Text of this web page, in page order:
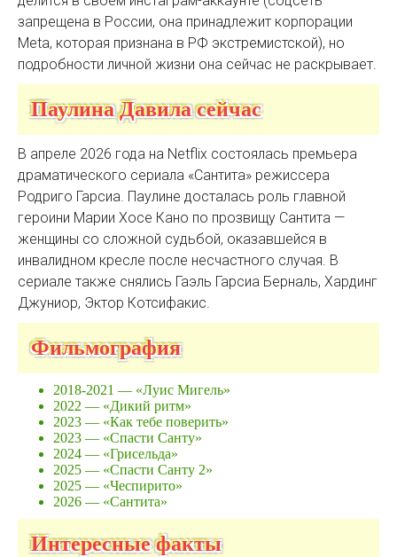
запрещена в России, она принадлежит корпорации
Мeta, которая признана в РФ экстремистской), но
подробности личной жизни она сейчас не раскрывает.
Паулина Давила сейчас
В апреле 2026 года на Netflix состоялась премьера
драматического сериала «Сантита» режиссера
Родриго Гарсиа. Паулине досталась роль главной
героини Марии Хосе Кано по прозвищу Сантита —
женщины со сложной судьбой, оказавшейся в
инвалидном кресле после несчастного случая. В
сериале также снялись Гаэль Гарсиа Берналь, Хардинг
Джуниор, Эктор Котсифакис.
Фильмография
2018-2021 — «Луис Мигель»
2022 — «Дикий ритм»
2023 — «Как тебе поверить»
2023 — «Спасти Санту»
2024 — «Грисельда»
2025 — «Спасти Санту 2»
2025 — «Чеспирито»
2026 — «Сантита»
Интересные факты